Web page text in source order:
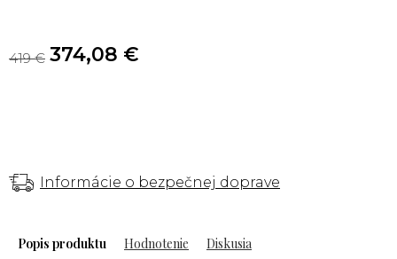
Informácie o bezpečnej doprave
419 € 374,08 €
Popis Hodnotenie Diskusia